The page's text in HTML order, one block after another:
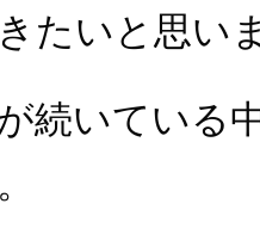
たいと思い
続いている